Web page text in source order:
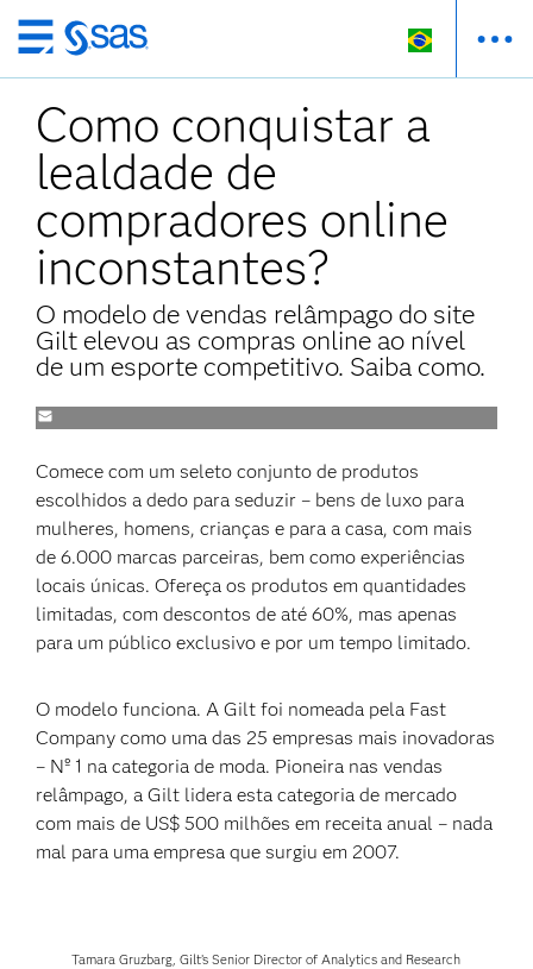
Pular
para
o
conteúdo
principal
Como conquistar a
lealdade de
compradores online
inconstantes?
O modelo de vendas relâmpago do site
Gilt elevou as compras online ao nível
de um esporte competitivo. Saiba como.
Comece com um seleto conjunto de produtos
escolhidos a dedo para seduzir – bens de luxo para
mulheres, homens, crianças e para a casa, com mais
de 6.000 marcas parceiras, bem como experiências
locais únicas. Ofereça os produtos em quantidades
limitadas, com descontos de até 60%, mas apenas
para um público exclusivo e por um tempo limitado.
O modelo funciona. A Gilt foi nomeada pela Fast
Company como uma das 25 empresas mais inovadoras
– Nº 1 na categoria de moda. Pioneira nas vendas
relâmpago, a Gilt lidera esta categoria de mercado
com mais de US$ 500 milhões em receita anual – nada
mal para uma empresa que surgiu em 2007.
Tamara Gruzbarg, Gilt’s Senior Director of Analytics and Research